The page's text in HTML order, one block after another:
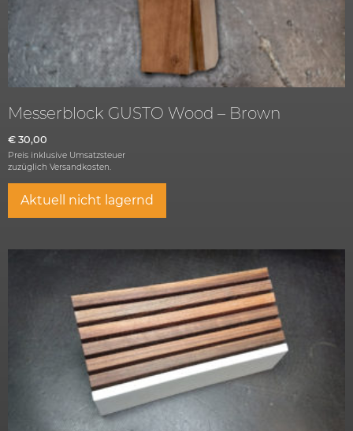
Messerblock GUSTO Wood – Brown
€ 30,00
Preis inklusive Umsatzsteuer
zuzüglich Versandkosten.
Aktuell nicht lagernd